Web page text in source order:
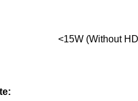
<15W (Without